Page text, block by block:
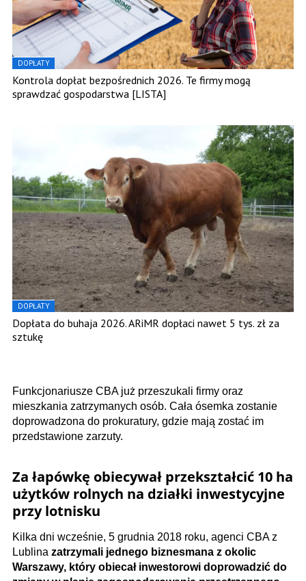
DOPŁATY
Kontrola dopłat bezpośrednich 2026. Te firmy mogą
sprawdzać gospodarstwa [LISTA]
DOPŁATY
Dopłata do buhaja 2026. ARiMR dopłaci nawet 5 tys. zł za
sztukę
Funkcjonariusze CBA już przeszukali firmy oraz
mieszkania zatrzymanych osób. Cała ósemka zostanie
doprowadzona do prokuratury, gdzie mają zostać im
przedstawione zarzuty.
Za łapówkę obiecywał przekształcić 10 ha
użytków rolnych na działki inwestycyjne
przy lotnisku
Kilka dni wcześnie, 5 grudnia 2018 roku, agenci CBA z
Lublina zatrzymali jednego biznesmana z okolic
Warszawy, który obiecał inwestorowi doprowadzić do